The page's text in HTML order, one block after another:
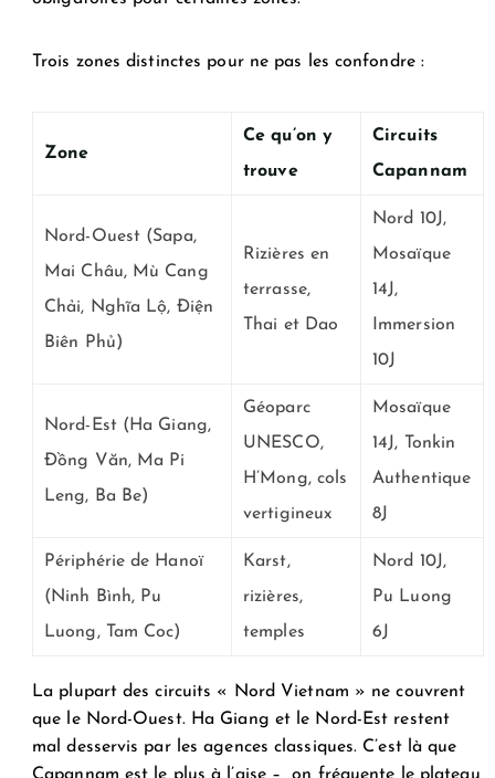
Trois zones distinctes pour ne pas les confondre :
Zone
Ce qu’on y
trouve
Circuits
Capannam
Nord-Ouest (Sapa,
Mai Châu, Mù Cang
Chải, Nghĩa Lộ, Điện
Biên Phủ)
Rizières en
terrasse,
Thai et Dao
Nord 10J,
Mosaïque
14J,
Immersion
10J
Nord-Est(Ha Giang,
Đồng Văn, Ma Pi
Leng, Ba Be)
Géoparc
UNESCO,
H’Mong, cols
vertigineux
Mosaïque
14J, Tonkin
Authentique
8J
Périphérie de Hanoï
(Ninh Bình, Pu
Luong, Tam Coc)
Karst,
rizières,
temples
Nord 10J,
Pu Luong
6J
La plupart des circuits « Nord Vietnam » ne couvrent
que le Nord-Ouest. Ha Giang et le Nord-Est restent
mal desservis par les agences classiques. C’est là que